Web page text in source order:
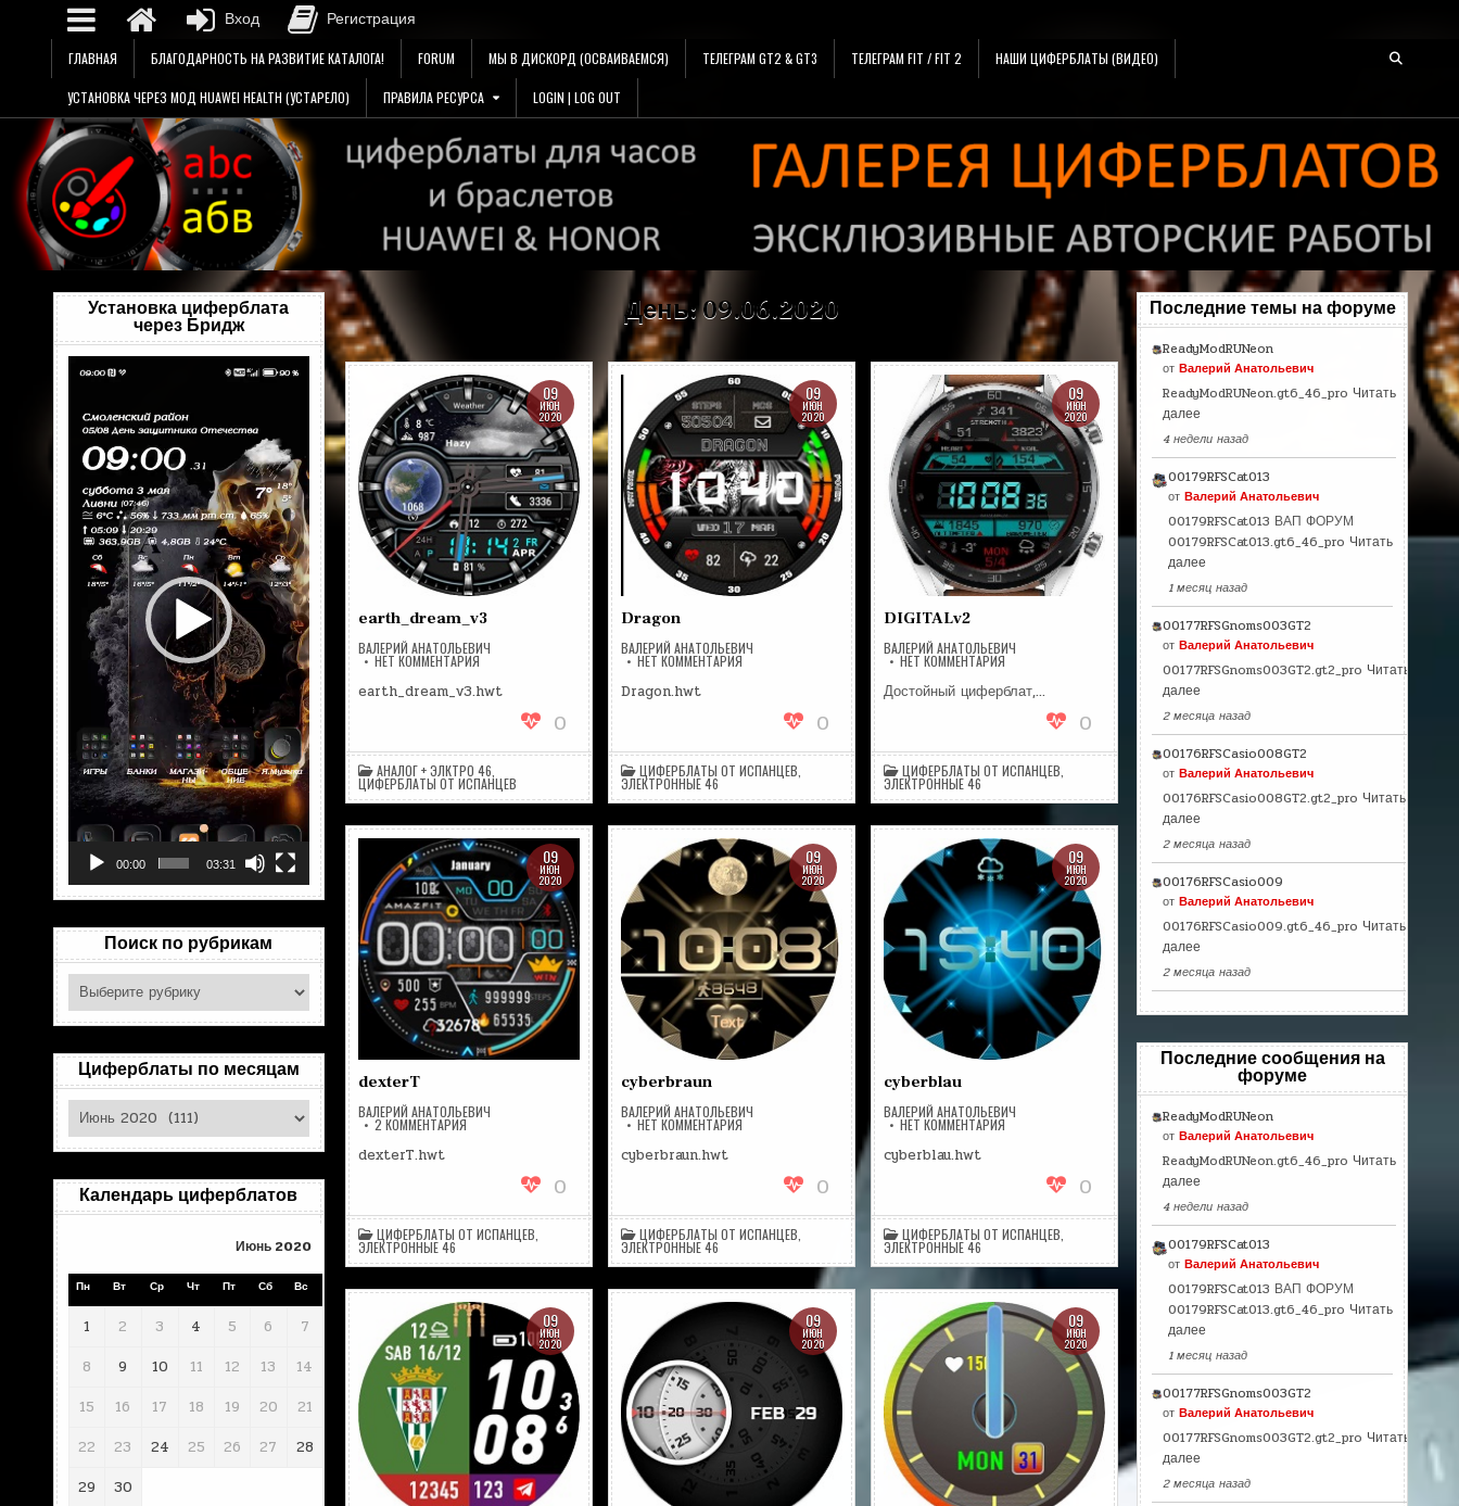
содержимому
ГЛАВНАЯ БЛАГОДАРНОСТЬ НА РАЗВИТИЕ КАТАЛОГА! FORUM МЫ В ДИСКОРД (ОСВАИВАЕМСЯ) ТЕЛЕГРАМ GT2 & GT3 ТЕЛЕГРАМ FIT / FIT 2 НАШИ ЦИФЕРБЛАТЫ (ВИДЕО)
УСТАНОВКА ЧЕРЕЗ МОД HUAWEI HEALTH (УСТАРЕЛО) ПРАВИЛА РЕСУРСА LOGIN | LOG OUT
Установка циферблата
через Бридж
Видеоплеер
00:00 03:31
Поиск по рубрикам
Поиск
рубрикам
Циферблаты по месяцам
Циферблаты
месяцам
Календарь циферблатов
Июнь 2020
Пн Вт Ср Чт Пт Сб Вс
1 2 3 4 5 6
7
8
9 10 11 12 13
14
15
16 17 18 19 20
21
22
23 24 25 26 27
28
29
30
День:09.06.2020
09
ИЮН
2020
earth_dream_v3
ВАЛЕРИЙ АНАТОЛЬЕВИЧ
НЕТ КОММЕНТАРИЯНА
EARTH_DREAM_V3
earth_dream_v3.hwt
0
АНАЛОГ + ЭЛКТРО 46
ЦИФЕРБЛАТЫ ОТ ИСПАНЦЕВ
09
ИЮН
2020
Dragon
ВАЛЕРИЙ АНАТОЛЬЕВИЧ
НЕТ КОММЕНТАРИЯНА
DRAGON
Dragon.hwt
0
ЦИФЕРБЛАТЫ ОТ ИСПАНЦЕВ
ЭЛЕКТРОННЫЕ 46
09
ИЮН
2020
DIGITALv2
ВАЛЕРИЙ АНАТОЛЬЕВИЧ
НЕТ КОММЕНТАРИЯНА
Достойный циферблат,…
0
ЦИФЕРБЛАТЫ ОТ ИСПАНЦЕВ
ЭЛЕКТРОННЫЕ 46
09
ИЮН
2020
dexterT
ВАЛЕРИЙ АНАТОЛЬЕВИЧ
2 КОММЕНТАРИЯК
ЗАПИСИ
dexterT.hwt
0
ЦИФЕРБЛАТЫ ОТ ИСПАНЦЕВ
ЭЛЕКТРОННЫЕ 46
09
ИЮН
2020
cyberbraun
ВАЛЕРИЙ АНАТОЛЬЕВИЧ
НЕТ КОММЕНТАРИЯНА
CYBERBRAUN
cyberbraun.hwt
0
ЦИФЕРБЛАТЫ ОТ ИСПАНЦЕВ
ЭЛЕКТРОННЫЕ 46
09
ИЮН
2020
cyberblau
ВАЛЕРИЙ АНАТОЛЬЕВИЧ
НЕТ КОММЕНТАРИЯНА
cyberblau.hwt
0
ЦИФЕРБЛАТЫ ОТ ИСПАНЦЕВ
ЭЛЕКТРОННЫЕ 46
09
ИЮН
2020
09
ИЮН
2020
09
ИЮН
2020
Последние темы на форуме
ReadyModRUNeon
от Валерий Анатольевич
ReadyModRUNeon.gt6_46_pro Читать
далее
4 недели назад
00179RFSCat013
от Валерий Анатольевич
00179RFSCat013 ВАП ФОРУМ
00179RFSCat013.gt6_46_pro Читать
далее
1 месяц назад
00177RFSGnoms003GT2
от Валерий Анатольевич
00177RFSGnoms003GT2.gt2_pro Читать
далее
2 месяца назад
00176RFSCasio008GT2
от Валерий Анатольевич
00176RFSCasio008GT2.gt2_pro Читать
далее
2 месяца назад
00176RFSCasio009
от Валерий Анатольевич
00176RFSCasio009.gt6_46_pro Читать
далее
2 месяца назад
Последние сообщения на
форуме
ReadyModRUNeon
от Валерий Анатольевич
ReadyModRUNeon.gt6_46_pro Читать
далее
4 недели назад
00179RFSCat013
от Валерий Анатольевич
00179RFSCat013 ВАП ФОРУМ
00179RFSCat013.gt6_46_pro Читать
далее
1 месяц назад
00177RFSGnoms003GT2
от Валерий Анатольевич
00177RFSGnoms003GT2.gt2_pro Читать
далее
2 месяца назад
Вход Регистрация